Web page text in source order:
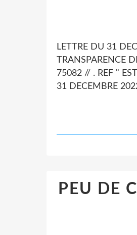
LETTRE DU 31
TRANSPARENCE
75082 // . REF "
31 DECEMBRE
PEU DE